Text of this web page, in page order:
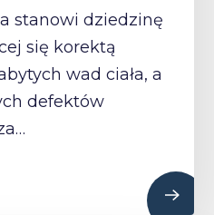
stanowi dziedzinę
się korektą
wad ciała, a
defektów